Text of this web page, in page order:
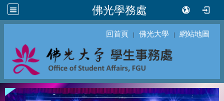
佛光學務處
回首頁 ｜ 佛光大學 ｜ 網站地圖